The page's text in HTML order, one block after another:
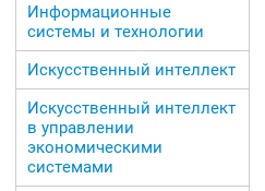
Информационные
системы и технологии
Искусственный интеллект
Искусственный интеллект
в управлении
экономическими
системами